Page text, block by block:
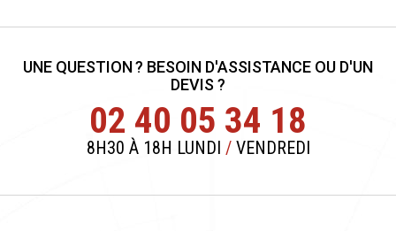
UNE QUESTION ? BESOIN D'ASSISTANCE OU D'UN
DEVIS ?
02 40 05 34 18
8H30 À 18H LUNDI /VENDREDI